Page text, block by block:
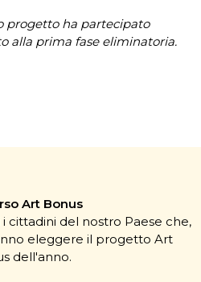
progetto ha partecipato
alla prima fase eliminatoria.
Art Bonus
cittadini del nostro Paese che,
eleggere il progetto Art
dell'anno.